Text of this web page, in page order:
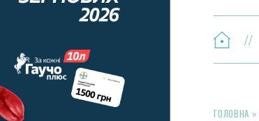
ГОЛОВНА »